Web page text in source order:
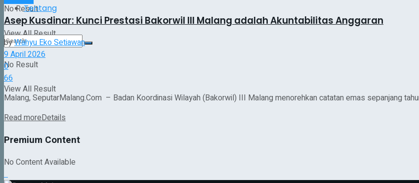
No Result
View All Result
Tentang
No Result
View All Result
Asep Kusdinar: Kunci Prestasi Bakorwil III Malang adalah Akuntabilitas Anggaran
byWahyu Eko Setiawan
9 April 2026
0
66
Malang, SeputarMalang.Com – Badan Koordinasi Wilayah (Bakorwil) III Malang menorehkan catatan emas sepanjang
Read moreDetails
Premium Content
No Content Available